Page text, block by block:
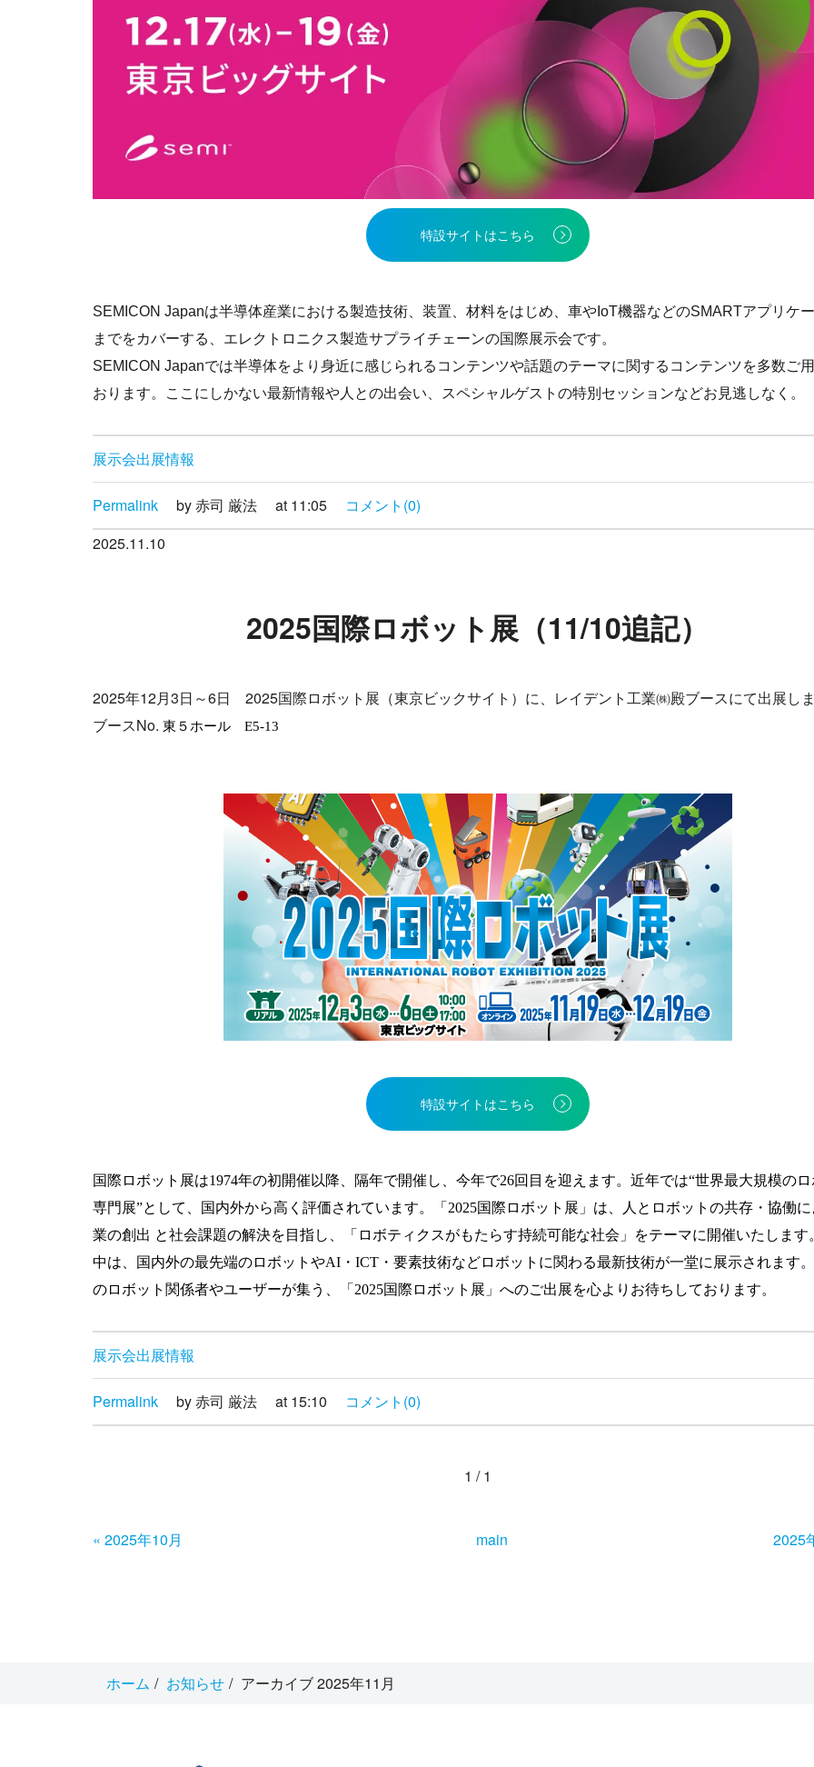
特設サイトはこちら
SEMICON Japanは半導体産業における製造技術、装置、材料をはじめ、車やIoT機器などのSMARTアプリケ
までをカバーする、エレクトロニクス製造サプライチェーンの国際展示会です。
SEMICON Japanでは半導体をより身近に感じられるコンテンツや話題のテーマに関するコンテンツを多数ご
おります。
ここにしかない最新情報や人との出会い、スペシャルゲストの特別セッションなどお見逃しなく。
展示会出展情報
Permalink by 赤司 厳法 at 11:05
コメント(0)
2025.11.10
2025国際ロボット展（11/10追記）
2025年12月3日～6日 2025国際ロボット展（東京ビックサイト）に、レイデント工業㈱殿ブースにて出展し
ブースNo. 東５ホール E5-13
特設サイトはこちら
国際ロボット展は1974年の初開催以降、隔年で開催し、今年で26回目を迎えます。近年では“世界最大規模の
専門展”として、国内外から高く評価されています。「2025国際ロボット展」は、人とロボットの共存・協働
業の創出 と社会課題の解決を目指し、「ロボティクスがもたらす持続可能な社会」をテーマに開催いたします
中は、国内外の最先端のロボットやAI・ICT・要素技術などロボットに関わる最新技術が一堂に展示されます
のロボット関係者やユーザーが集う、「2025国際ロボット展」へのご出展を心よりお待ちしております。
展示会出展情報
Permalink by 赤司 厳法 at 15:10 コメント(0)
1 / 1
« 2025年10月 main 2025
ホーム お知らせ アーカイブ 2025年11月